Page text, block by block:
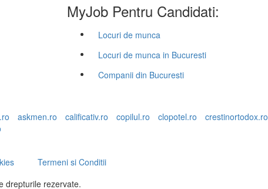
MyJob Pentru Candidati:
Locuri de munca
Locuri de munca in Bucuresti
Companii din Bucuresti
askmen.ro calificativ.ro copilul.ro clopotel.ro crestinortodox.ro
Termeni si Conditii
drepturile rezervate.